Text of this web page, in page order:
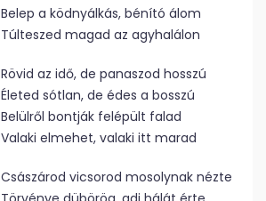
Belep a ködnyálkás, bénító álom
Túlteszed magad az agyhalálon
Rövid az idő, de panaszod hosszú
Életed sótlan, de édes a bosszú
Belülről bontják felépült falad
Valaki elmehet, valaki itt marad
Császárod vicsorod mosolynak nézte